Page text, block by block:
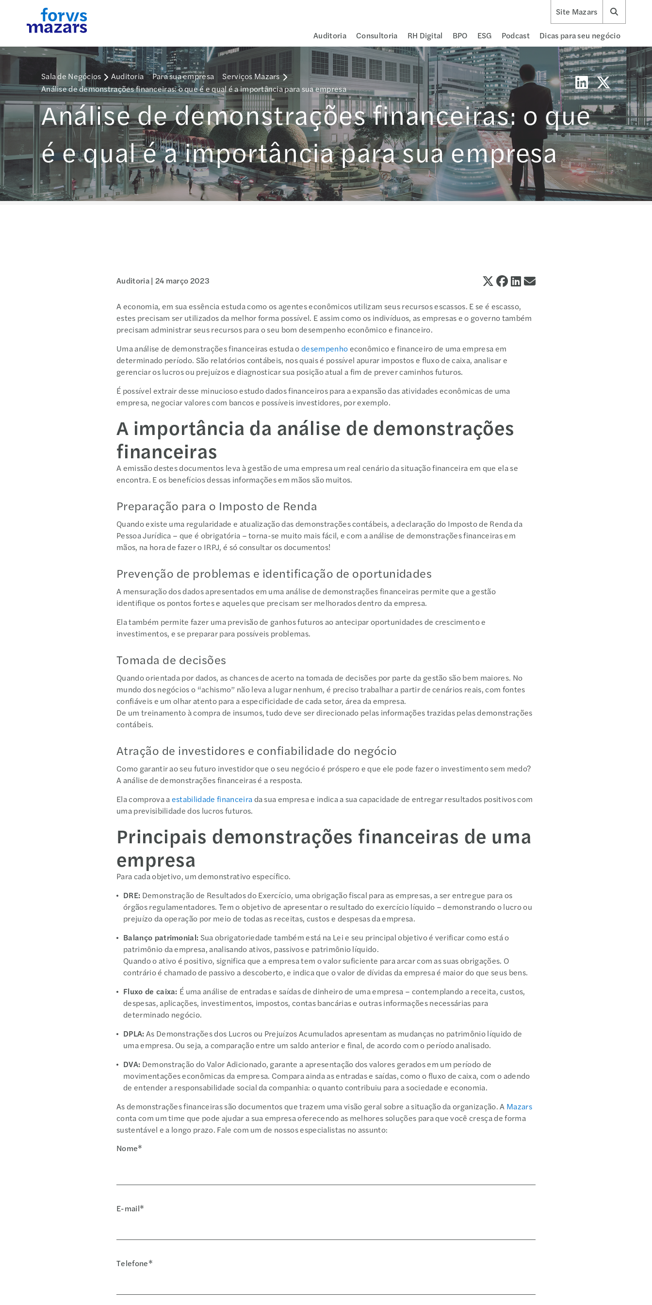
Site Mazars
Auditoria Consultoria RH Digital BPO ESG Podcast Dicas para seu negócio
Sala de Negócios Auditoria - Para sua empresa - Serviços Mazars
Análise de demonstrações financeiras: o que é e qual é a importância para sua empresa
Análise de demonstrações financeiras: o que
é e qual é a importância para sua empresa
Auditoria | 24 março 2023
A economia, em sua essência estuda como os agentes econômicos utilizam seus recursos escassos. E se é escasso,
estes precisam ser utilizados da melhor forma possível. E assim como os indivíduos, as empresas e o governo também
precisam administrar seus recursos para o seu bom desempenho econômico e financeiro.
Uma análise de demonstrações financeiras estuda odesempenhoeconômico e financeiro de uma empresa em
determinado período. São relatórios contábeis, nos quais é possível apurar impostos e fluxo de caixa, analisar e
gerenciar os lucros ou prejuízos e diagnosticar sua posição atual a fim de prever caminhos futuros.
É possível extrair desse minucioso estudo dados financeiros para a expansão das atividades econômicas de uma
empresa, negociar valores com bancos e possíveis investidores, por exemplo.
A importância da análise de demonstrações
financeiras
A emissão destes documentos leva à gestão de uma empresa um real cenário da situação financeira em que ela se
encontra. E os benefícios dessas informações em mãos são muitos.
Preparação para o Imposto de Renda
Quando existe uma regularidade e atualização das demonstrações contábeis, a declaração do Imposto de Renda da
Pessoa Jurídica – que é obrigatória – torna-se muito mais fácil, e com a análise de demonstrações financeiras em
mãos, na hora de fazer o IRPJ, é só consultar os documentos!
Prevenção de problemas e identificação de oportunidades
A mensuração dos dados apresentados em uma análise de demonstrações financeiras permite que a gestão
identifique os pontos fortes e aqueles que precisam ser melhorados dentro da empresa.
Ela também permite fazer uma previsão de ganhos futuros ao antecipar oportunidades de crescimento e
investimentos, e se preparar para possíveis problemas.
Tomada de decisões
Quando orientada por dados, as chances de acerto na tomada de decisões por parte da gestão são bem maiores. No
mundo dos negócios o “achismo” não leva a lugar nenhum, é preciso trabalhar a partir de cenários reais, com fontes
confiáveis e um olhar atento para a especificidade de cada setor, área da empresa.
De um treinamento à compra de insumos, tudo deve ser direcionado pelas informações trazidas pelas demonstrações
contábeis.
Atração de investidores e confiabilidade do negócio
Como garantir ao seu futuro investidor que o seu negócio é próspero e que ele pode fazer o investimento sem medo?
A análise de demonstrações financeiras é a resposta.
Ela comprova aestabilidade financeirada sua empresa e indica a sua capacidade de entregar resultados positivos com
uma previsibilidade dos lucros futuros.
Principais demonstrações financeiras de uma
empresa
Para cada objetivo, um demonstrativo específico.
DRE: Demonstração de Resultados do Exercício, uma obrigação fiscal para as empresas, a ser entregue para os
órgãos regulamentadores. Tem o objetivo de apresentar o resultado do exercício líquido – demonstrando o lucro ou
prejuízo da operação por meio de todas as receitas, custos e despesas da empresa.
Balanço patrimonial: Sua obrigatoriedade também está na Lei e seu principal objetivo é verificar como está o
patrimônio da empresa, analisando ativos, passivos e patrimônio líquido.
Quando o ativo é positivo, significa que a empresa tem o valor suficiente para arcar com as suas obrigações. O
contrário é chamado de passivo a descoberto, e indica que o valor de dívidas da empresa é maior do que seus bens.
Fluxo de caixa: É uma análise de entradas e saídas de dinheiro de uma empresa – contemplando a receita, custos,
despesas, aplicações, investimentos, impostos, contas bancárias e outras informações necessárias para
determinado negócio.
DPLA: As Demonstrações dos Lucros ou Prejuízos Acumulados apresentam as mudanças no patrimônio líquido de
uma empresa. Ou seja, a comparação entre um saldo anterior e final, de acordo com o período analisado.
DVA: Demonstração do Valor Adicionado, garante a apresentação dos valores gerados em um período de
movimentações econômicas da empresa. Compara ainda as entradas e saídas, como o fluxo de caixa, com o adendo
de entender a responsabilidade social da companhia: o quanto contribuiu para a sociedade e economia.
As demonstrações financeiras são documentos que trazem uma visão geral sobre a situação da organização. A Mazars
conta com um time que pode ajudar a sua empresa oferecendo as melhores soluções para que você cresça de forma
sustentável e a longo prazo. Fale com um de nossos especialistas no assunto:
Nome*
E-mail*
Telefone*